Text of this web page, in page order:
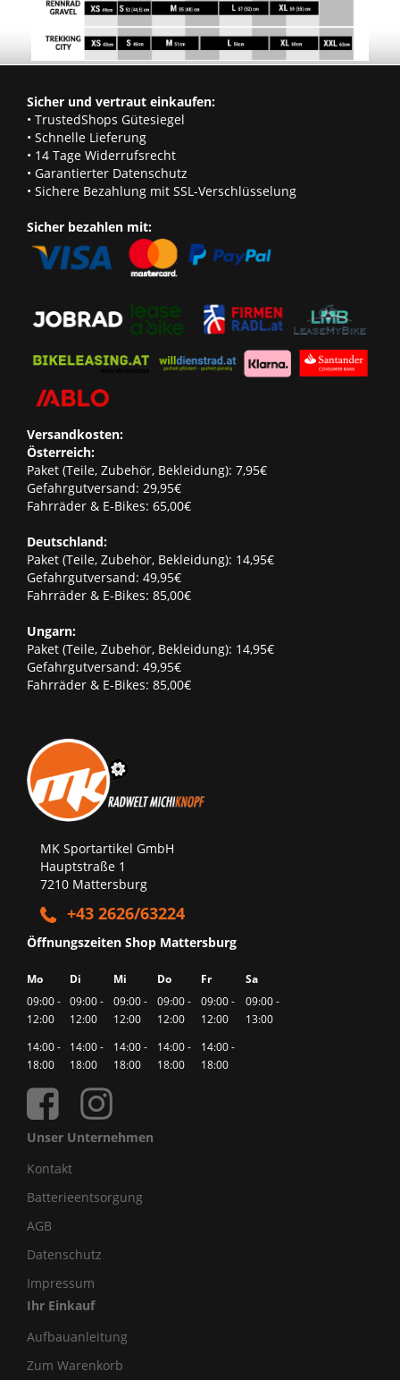
Sicher und vertraut einkaufen:
• TrustedShops Gütesiegel
• Schnelle Lieferung
• 14 Tage Widerrufsrecht
• Garantierter Datenschutz
• Sichere Bezahlung mit SSL-Verschlüsselung
Sicher bezahlen mit:
Versandkosten:
Österreich:
Paket (Teile, Zubehör, Bekleidung): 7,95€
Gefahrgutversand: 29,95€
Fahrräder & E-Bikes: 65,00€
Deutschland:
Paket (Teile, Zubehör, Bekleidung): 14,95€
Gefahrgutversand: 49,95€
Fahrräder & E-Bikes: 85,00€
Ungarn:
Paket (Teile, Zubehör, Bekleidung): 14,95€
Gefahrgutversand: 49,95€
Fahrräder & E-Bikes: 85,00€
MK Sportartikel GmbH
Hauptstraße 1
7210 Mattersburg
+43 2626/63224
Öffnungszeiten Shop Mattersburg
Mo Di Mi Do Fr
Sa
09:00 -
12:00
09:00 -
12:00
09:00 -
12:00
09:00 -
12:00
09:00 -
12:00
09:00 -
13:00
14:00 -
18:00
14:00 -
18:00
14:00 -
18:00
14:00 -
18:00
14:00 -
18:00
Unser Unternehmen
Kontakt
Batterieentsorgung
AGB
Datenschutz
Impressum
Ihr Einkauf
Aufbauanleitung
Zum Warenkorb